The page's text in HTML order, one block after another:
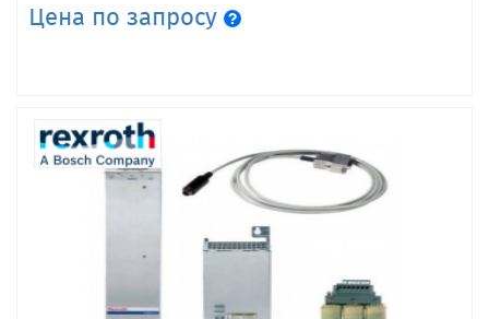
Цена по запросу